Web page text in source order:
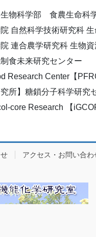
物科学部 食農生命科
院 自然科学技術研究科
院 連合農学研究科 生物
食未来研究センター
Research Center【
究所】糖鎖分子科学研究
core Research 【
アクセス・お問い合わ